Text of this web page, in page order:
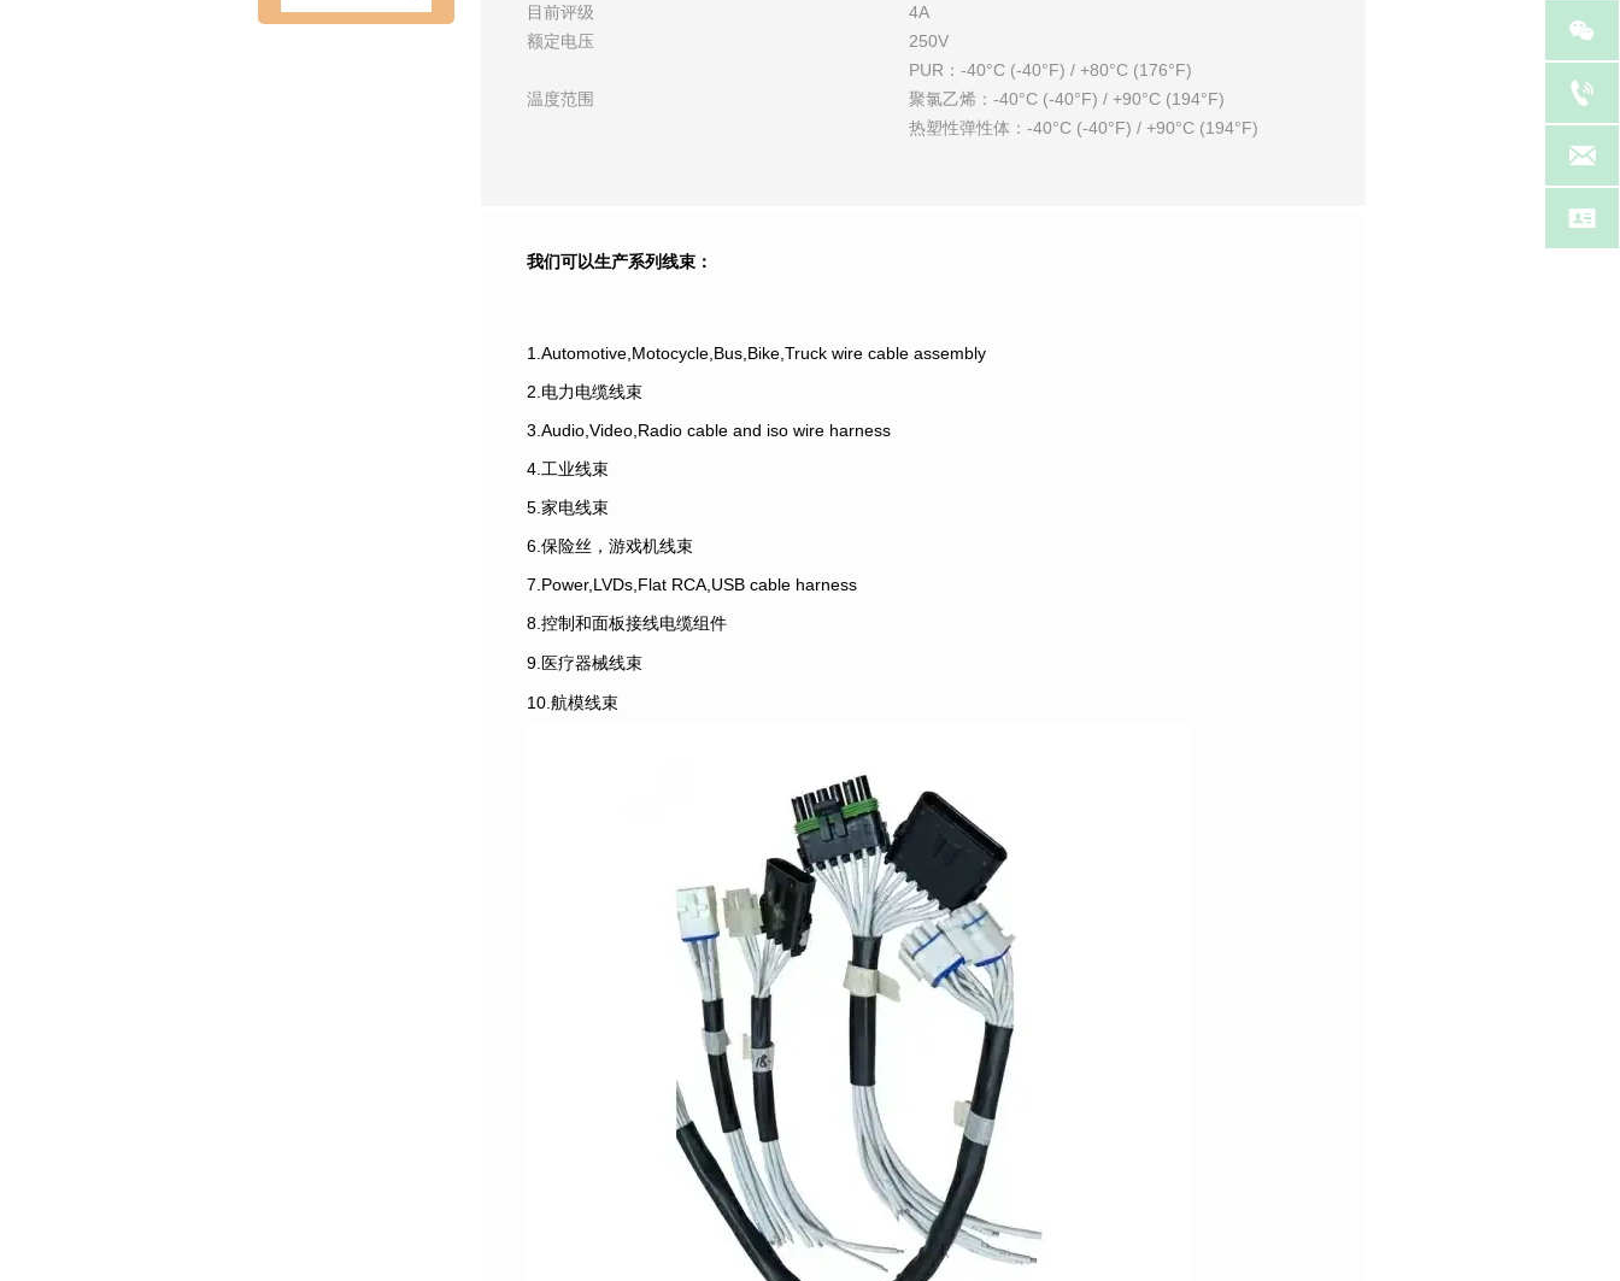
目前评级
4A
额定电压
250V
温度范围
PUR：-40°C (-40°F) / +80°C (176°F)
聚氯乙烯：-40°C (-40°F) / +90°C (194°F)
热塑性弹性体：-40°C (-40°F) / +90°C (194°F)
我们可以生产系列线束：
1.Automotive,Motocycle,Bus,Bike,Truck wire cable assembly
2.电力电缆线束
3.Audio,Video,Radio cable and iso wire harness
4.工业线束
5.家电线束
6.保险丝，游戏机线束
7.Power,LVDs,Flat RCA,USB cable harness
8.控制和面板接线电缆组件
9.医疗器械线束
10.航模线束



